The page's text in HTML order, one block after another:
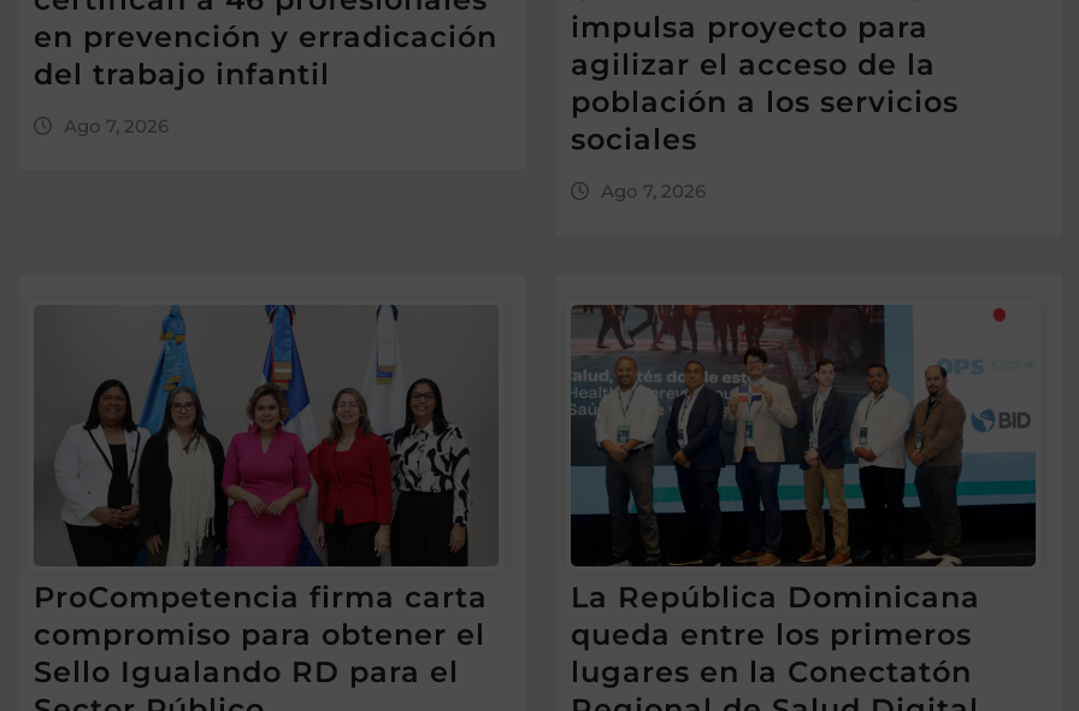
en prevención y erradicación
del trabajo infantil
Ago 7, 2026
impulsa proyecto para
agilizar el acceso de la
población a los servicios
sociales
Ago 7, 2026
ProCompetencia firma carta
compromiso para obtener el
Sello Igualando RD para el
La República Dominicana
queda entre los primeros
lugares en la Conectatón